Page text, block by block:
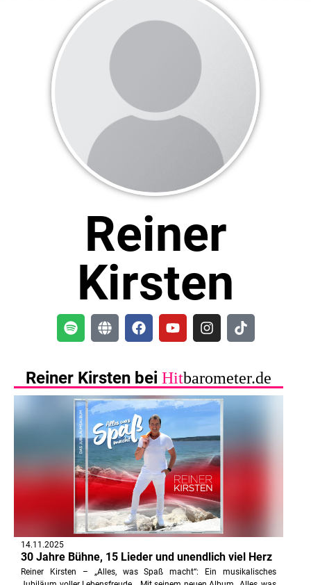
Reiner
Kirsten
Reiner Kirsten bei Hitbarometer.de
14.11.2025
30 Jahre Bühne, 15 Lieder und unendlich viel Herz
Reiner Kirsten – „Alles, was Spaß macht“: Ein musikalisches